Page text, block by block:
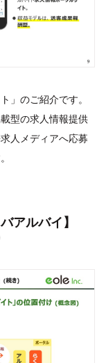
」のご紹介です。
型の求人情報提供
人メディアへ応募
アルバイ】